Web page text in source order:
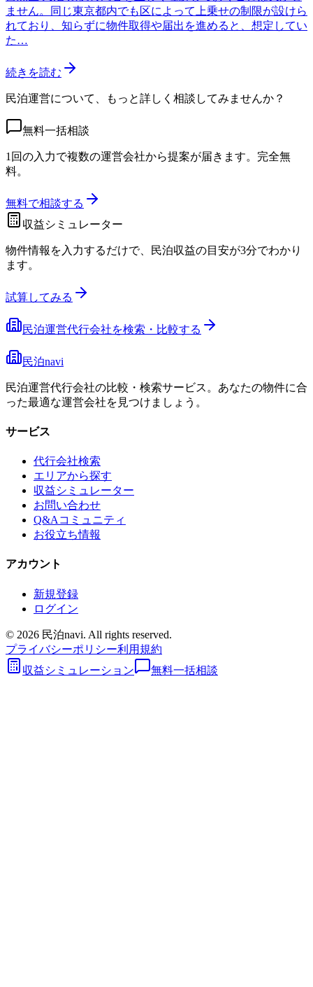
ません。同じ東京都内でも区によって上乗せの制限が設けら
れており、知らずに物件取得や届出を進めると、想定してい
た…
続きを読む
民泊運営について、もっと詳しく相談してみませんか？
無料一括相談
1回の入力で複数の運営会社から提案が届きます。完全無
料。
無料で相談する
収益シミュレーター
物件情報を入力するだけで、民泊収益の目安が3分でわかり
ます。
試算してみる
民泊運営代行会社を検索・比較する
民泊navi
民泊運営代行会社の比較・検索サービス。あなたの物件に合
った最適な運営会社を見つけましょう。
サービス
代行会社検索
エリアから探す
収益シミュレーター
お問い合わせ
Q&Aコミュニティ
お役立ち情報
アカウント
新規登録
ログイン
© 2026 民泊navi. All rights reserved.
プライバシーポリシー利用規約
収益シミュレーション
無料一括相談